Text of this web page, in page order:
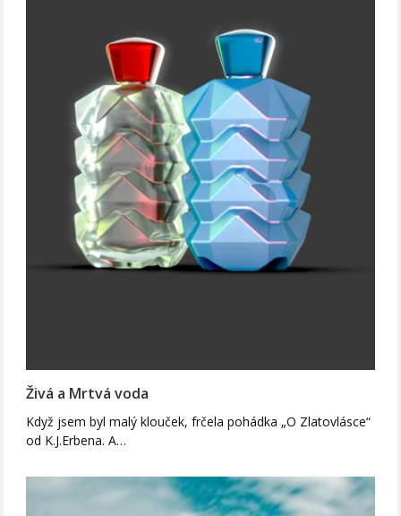
Živá a Mrtvá voda
Když jsem byl malý klouček, frčela pohádka „O Zlatovlásce“
od K.J.Erbena. A…